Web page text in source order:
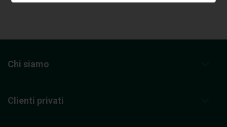
Chi siamo
Clienti privati